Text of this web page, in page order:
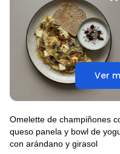
Ver
Omelette de champiñones
queso panela y bowl de
con arándano y girasol